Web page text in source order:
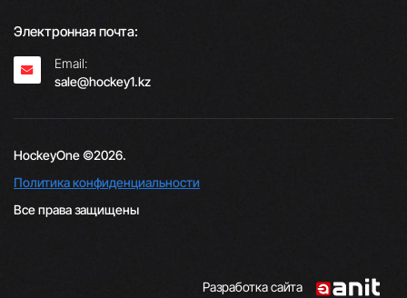
Электронная почта:
Email:
sale@hockey1.kz
HockeyOne ©2026.
Политика конфиденциальности
Все права защищены
Разработка сайта